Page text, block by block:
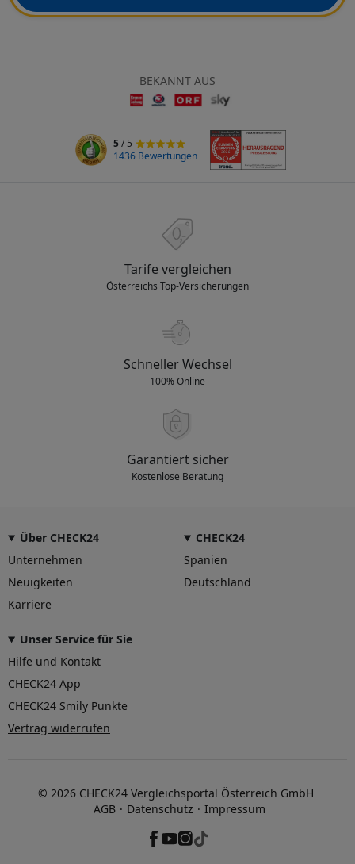
BEKANNT AUS
5/ 5
1436 Bewertungen
Tarife vergleichen
Österreichs Top-Versicherungen
Schneller Wechsel
100% Online
Garantiert sicher
Kostenlose Beratung
Über CHECK24
Unternehmen
Neuigkeiten
Karriere
CHECK24
Spanien
Deutschland
Unser Service für Sie
Hilfe und Kontakt
CHECK24 App
CHECK24 Smily Punkte
Vertrag widerrufen
© 2026 CHECK24 Vergleichsportal Österreich GmbH
AGB
Datenschutz Impressum